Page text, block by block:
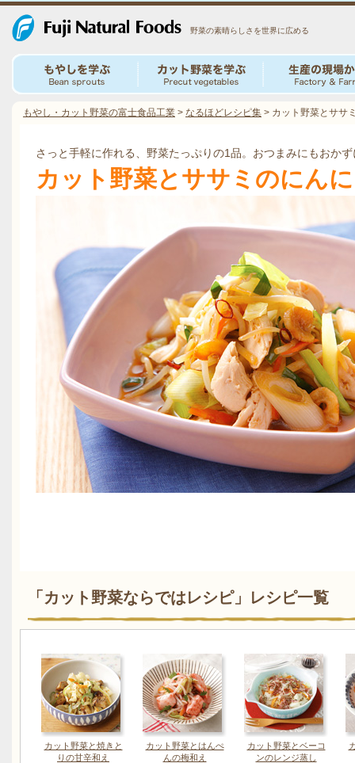
野菜の素晴らしさを世界に広める
もやし・カット野菜の富士食品工業 > なるほどレシピ集 > カット野菜とササ
さっと手軽に作れる、野菜たっぷりの1品。おつまみにもおか
カット野菜とササミのにん
「カット野菜ならではレシピ」レシピ一覧
カット野菜と焼きと
りの甘辛和え
カット野菜とはんぺ
んの梅和え
カット野菜とベーコ
ンのレンジ蒸し